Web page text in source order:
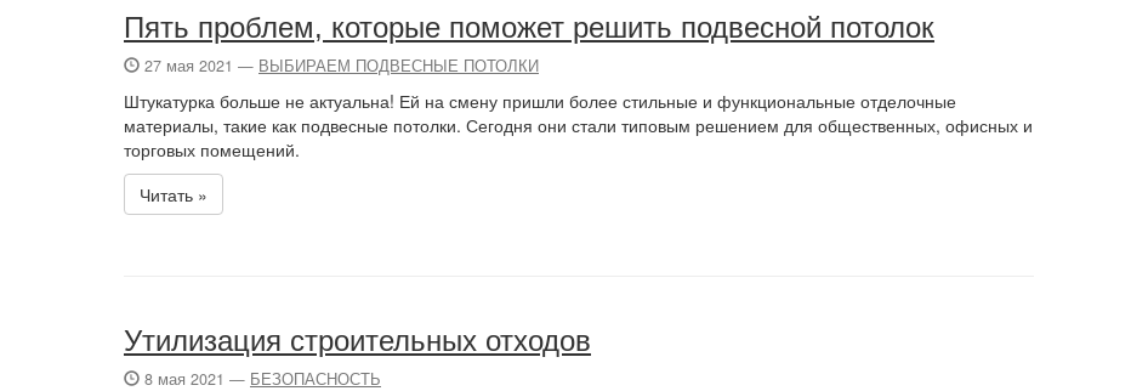
Пять проблем, которые поможет решить подвесной потолок
27 мая 2021 — ВЫБИРАЕМ ПОДВЕСНЫЕ ПОТОЛКИ
Штукатурка больше не актуальна! Ей на смену пришли более стильные и функциональные отделочные
материалы, такие как подвесные потолки. Сегодня они стали типовым решением для общественных, офисных и
торговых помещений.
Читать »
Утилизация строительных отходов
8 мая 2021 — БЕЗОПАСНОСТЬ